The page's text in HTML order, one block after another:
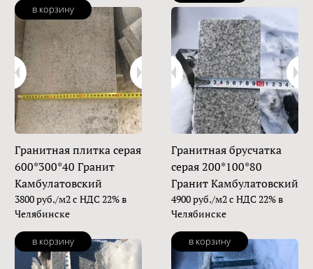
в корзину
Гранитная плитка серая
600*300*40 Гранит
Камбулатовский
3800 руб./м2 с НДС 22% в
Челябинске
в корзину
Гранитная брусчатка
серая 200*100*80
Гранит Камбулатовский
4900 руб./м2 с НДС 22% в
Челябинске
в корзину